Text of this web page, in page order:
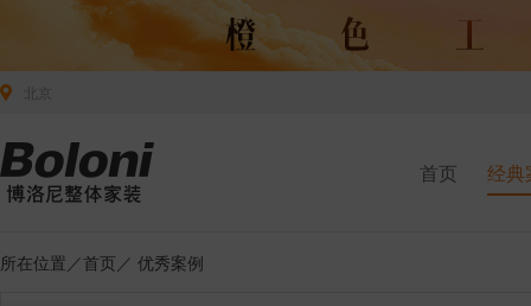
首页 经典
所在位置／首页 ／ 优秀案例